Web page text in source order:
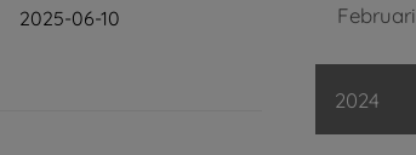
2025-06-10
Februari
2024